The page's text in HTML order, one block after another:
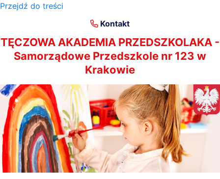
Przejdź do treści
Kontakt
TĘCZOWA AKADEMIA PRZEDSZKOLAKA -
Samorządowe Przedszkole nr 123 w
Krakowie